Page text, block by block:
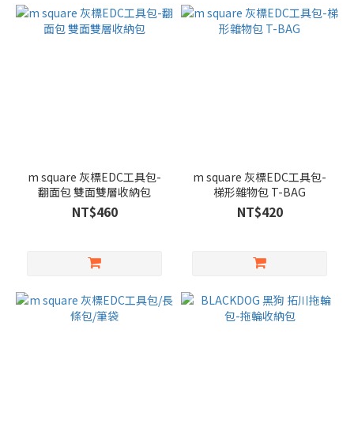
m square 灰標EDC工具包-
翻面包 雙面雙層收納包
NT$460
m square 灰標EDC工具包-
梯形雜物包 T-BAG
NT$420